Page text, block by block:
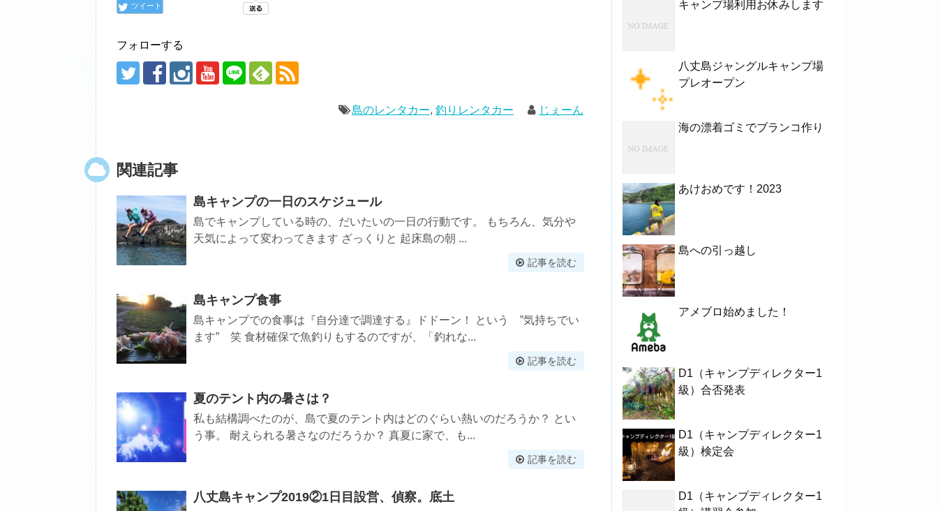
ツイート
フォローする
島のレンタカー,釣りレンタカー じぇーん
関連記事
島キャンプの一日のスケジュール
島でキャンプしている時の、だいたいの一日の行動です。 もちろん、気分や
天気によって変わってきます ざっくりと 起床島の朝 ...
記事を読む
島キャンプ食事
島キャンプでの食事は『自分達で調達する』ドドーン！ という ”気持ちでい
ます” 笑 食材確保で魚釣りもするのですが、「釣れな...
記事を読む
夏のテント内の暑さは？
私も結構調べたのが、島で夏のテント内はどのぐらい熱いのだろうか？ とい
う事。 耐えられる暑さなのだろうか？ 真夏に家で、も...
記事を読む
八丈島キャンプ2019②1日目設営、偵察。底土
キャンプ場利用お休みします
八丈島ジャングルキャンプ場
プレオープン
海の漂着ゴミでブランコ作り
あけおめです！2023
島への引っ越し
アメブロ始めました！
D1（キャンプディレクター1
級）合否発表
D1（キャンプディレクター1
級）検定会
D1（キャンプディレクター1